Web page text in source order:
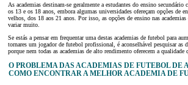
As academias destinam-se geralmente a estudantes do ensino secundário
os 13 e os 18 anos, embora algumas universidades ofereçam opções de
velhos, dos 18 aos 21 anos. Por isso, as opções de ensino nas
variar muito.
Se estás a pensar em frequentar uma destas academias de futebol para
tornares um jogador de futebol profissional, é aconselhável pesquisar as
porque nem todas as academias de alto rendimento oferecem a qualidade
O PROBLEMA DAS ACADEMIAS DE FUTEBOL DE
COMO ENCONTRAR A MELHOR ACADEMIA DE